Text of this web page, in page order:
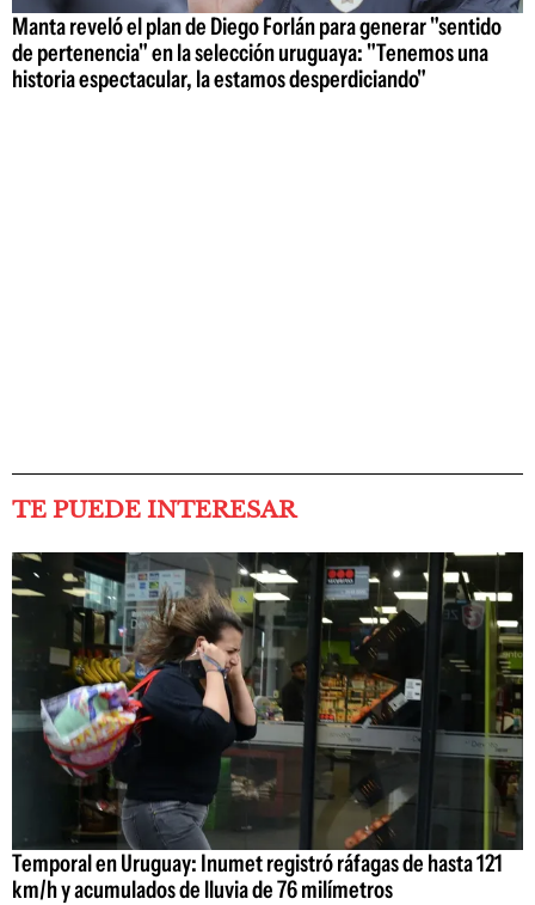
Manta reveló el plan de Diego Forlán para generar "sentido
de pertenencia" en la selección uruguaya: "Tenemos una
historia espectacular, la estamos desperdiciando"
TE PUEDE INTERESAR
Temporal en Uruguay: Inumet registró ráfagas de hasta 121
km/h y acumulados de lluvia de 76 milímetros